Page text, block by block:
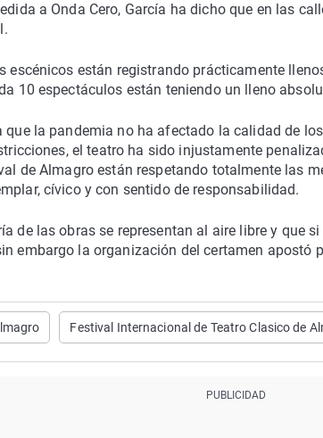
a Onda Cero, García ha dicho que en las
escénicos están registrando prácticamente
10 espectáculos están teniendo un lleno
que la pandemia no ha afectado la calidad de
el teatro ha sido injustamente
de Almagro están respetando totalmente las
cívico y con sentido de responsabilidad.
de las obras se representan al aire libre y que
embargo la organización del certamen apostó
Festival Internacional de Teatro Clasico de